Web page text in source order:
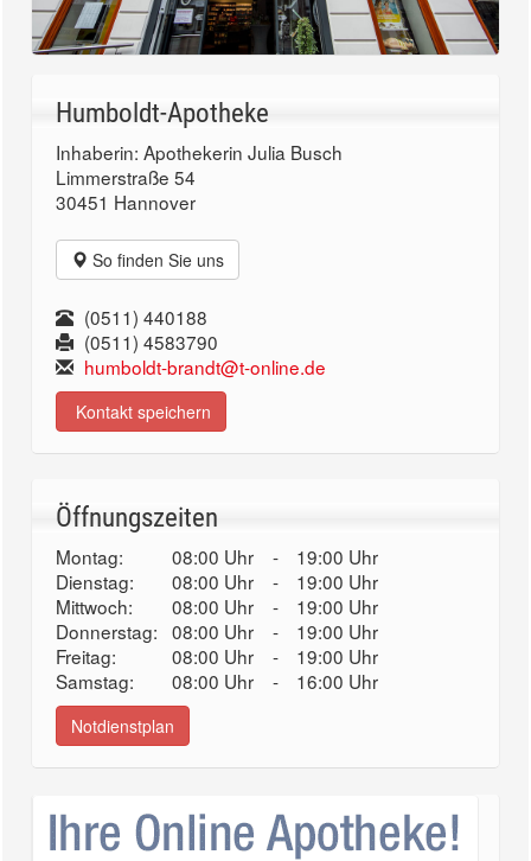
Humboldt-Apotheke
Inhaberin: Apothekerin Julia Busch
Limmerstraße 54
30451 Hannover
So finden Sie uns
(0511) 440188
(0511) 4583790
humboldt-brandt@t-online.de
Kontakt speichern
Öffnungszeiten
Montag: 08:00 Uhr -
19:00 Uhr
Dienstag:
08:00 Uhr -
19:00 Uhr
Mittwoch:
08:00 Uhr -
19:00 Uhr
Donnerstag: 08:00 Uhr -
19:00 Uhr
Freitag:
08:00 Uhr -
19:00 Uhr
Samstag:
08:00 Uhr - 16:00 Uhr
Notdienstplan